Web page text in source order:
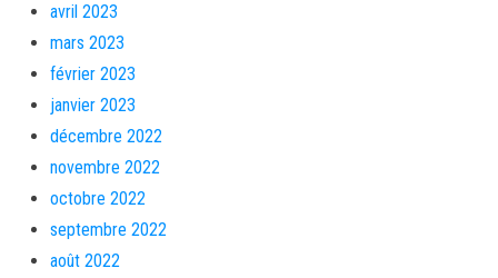
avril 2023
mars 2023
février 2023
janvier 2023
décembre 2022
novembre 2022
octobre 2022
septembre 2022
août 2022